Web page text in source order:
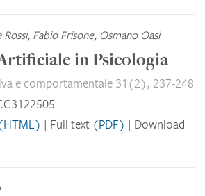
Rossi, Fabio Frisone, Osmano Oasi
in Psicologia
e comportamentale 31(2), 237-248
Full text (PDF)
Download